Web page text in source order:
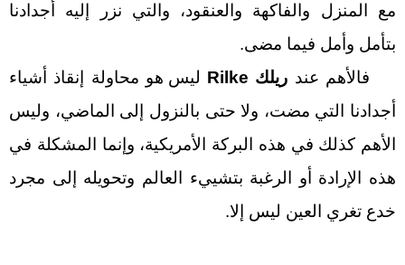
مع المنزل والفاكهة والعنقود، والتي نزر إليه أجدادنا
بتأمل وأمل فيما مضى.
فالأهم عند ريلك Rilke ليس هو محاولة إنقاذ أشياء
أجدادنا التي مضت، ولا حتى بالنزول إلى الماضي، وليس
الأهم كذلك في هذه البركة الأمريكية، وإنما المشكلة في
هذه الإرادة أو الرغبة بتشييء العالم وتحويله إلى مجرد
خدع تغري العين ليس إلا.